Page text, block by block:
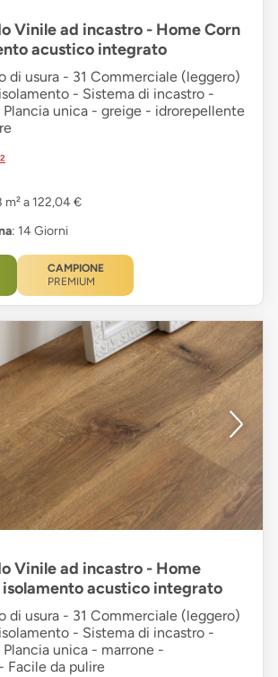
Vinile ad incastro - Home Corn
acustico integrato
di usura - 31 Commerciale (leggero)
- Sistema di incastro -
unica - greige - idrorepellente
a 122,04 €
: 14 Giorni
CAMPIONE
PREMIUM
Vinile ad incastro - Home
isolamento acustico integrato
di usura - 31 Commerciale (leggero)
- Sistema di incastro -
unica - marrone -
Facile da pulire